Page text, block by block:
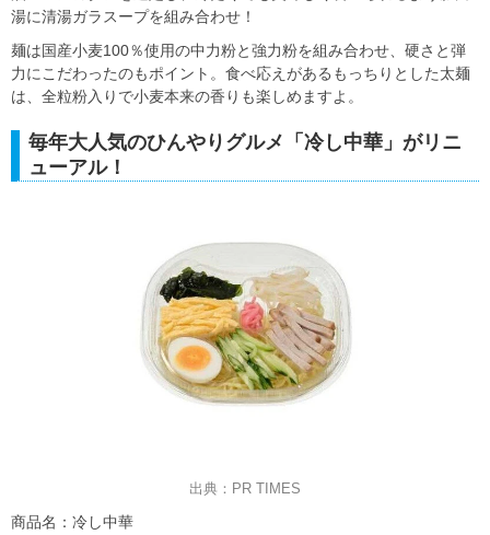
湯に清湯ガラスープを組み合わせ！
麺は国産小麦100％使用の中力粉と強力粉を組み合わせ、硬さと弾
力にこだわったのもポイント。食べ応えがあるもっちりとした太麺
は、全粒粉入りで小麦本来の香りも楽しめますよ。
毎年大人気のひんやりグルメ「冷し中華」がリニ
ューアル！
出典：PR TIMES
商品名：冷し中華